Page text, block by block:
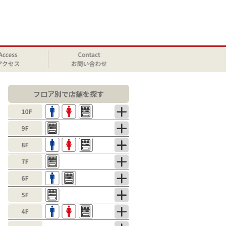
フロア別で店舗を探す